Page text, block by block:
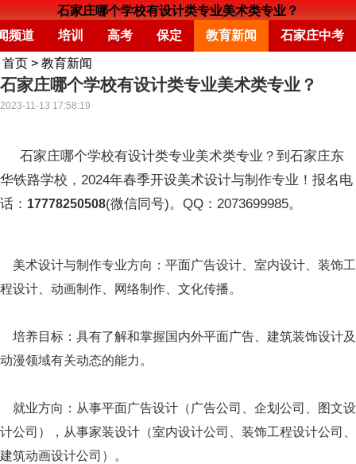
石家庄哪个学校有设计类专业美术类专业？
频道
培训 高考 保定 教育新闻 石家庄中考
首页 > 教育新闻
石家庄哪个学校有设计类专业美术类专业？
2023-11-13 17:58:19
石家庄哪个学校有设计类专业美术类专业？到石家庄东
华铁路学校，2024年春季开设美术设计与制作专业！报名电
话： 17778250508(微信同号)。QQ：2073699985。
美术设计与制作专业方向：平面广告设计、室内设计、装饰工
程设计、动画制作、网络制作、文化传播。
培养目标：具有了解和掌握国内外平面广告、建筑装饰设计及
动漫领域有关动态的能力。
就业方向：从事平面广告设计（广告公司、企划公司、图文设
计公司），从事家装设计（室内设计公司、装饰工程设计公司、
建筑动画设计公司）。